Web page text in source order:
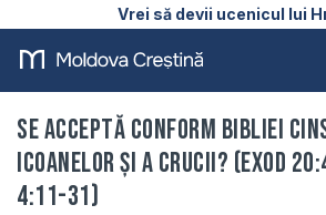
Vrei să devii ucenicul lui
Se acceptă conform Bibliei
icoanelor și a crucii? (Exod
4:11-31)